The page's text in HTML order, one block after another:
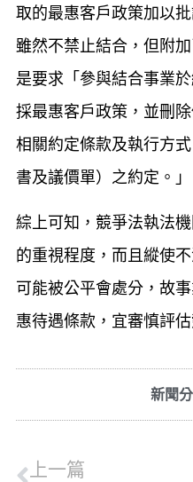
取的最惠客戶政策加以
雖然不禁止結合，但附
是要求「參與結合事業
採最惠客戶政策，並刪
相關約定條款及執行方
書及議價單）之約定。」
綜上可知，競爭法執法
的重視程度，而且縱使
可能被公平會處分，故
惠待遇條款，宜審慎評
新聞分
上一篇